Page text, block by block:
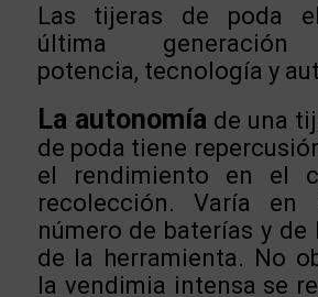
Las tijeras de poda
última generación
potencia, tecnología y
La autonomía de una
de poda tiene
el rendimiento en el
recolección. Varía en
número de baterías y de
de la herramienta. No
la vendimia intensa se